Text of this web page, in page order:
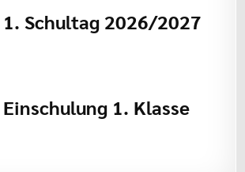
1. Schultag 2026/2027
Einschulung 1. Klasse